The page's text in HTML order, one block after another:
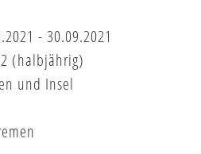
- 30.09.2021
(halbjährig)
und Insel